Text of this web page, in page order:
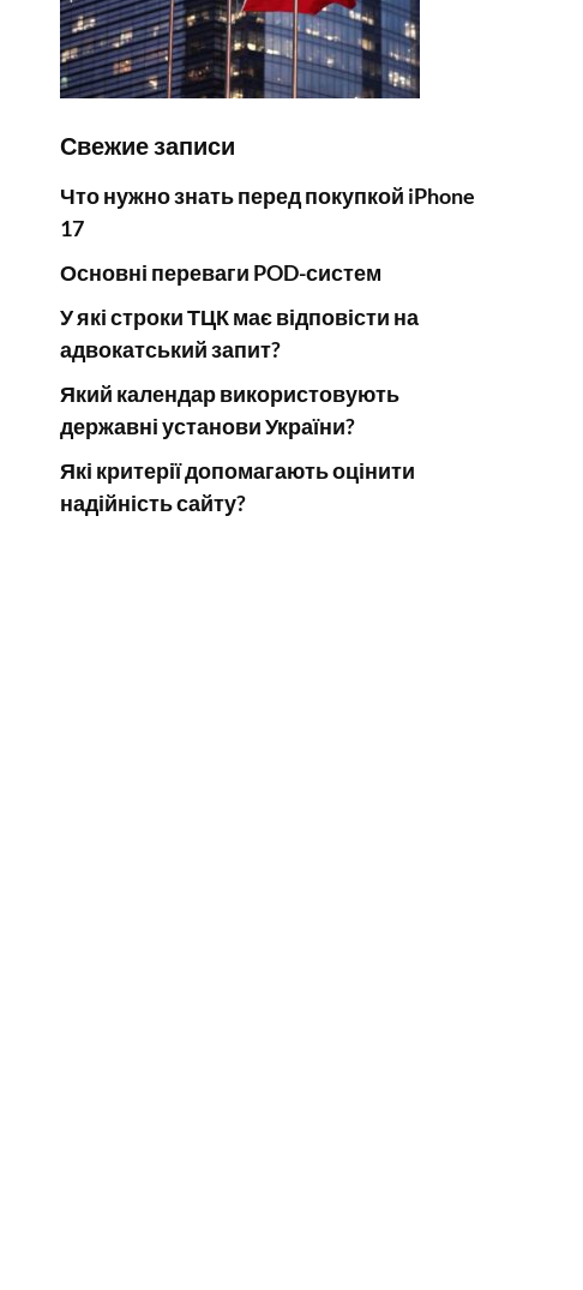
Свежие записи
Что нужно знать перед покупкой iPhone
17
Основні переваги POD-систем
У які строки ТЦК має відповісти на
адвокатський запит?
Який календар використовують
державні установи України?
Які критерії допомагають оцінити
надійність сайту?